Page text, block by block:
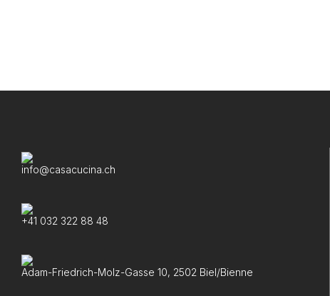
info@casacucina.ch
+41 032 322 88 48
Adam-Friedrich-Molz-Gasse 10, 2502 Biel/Bienne